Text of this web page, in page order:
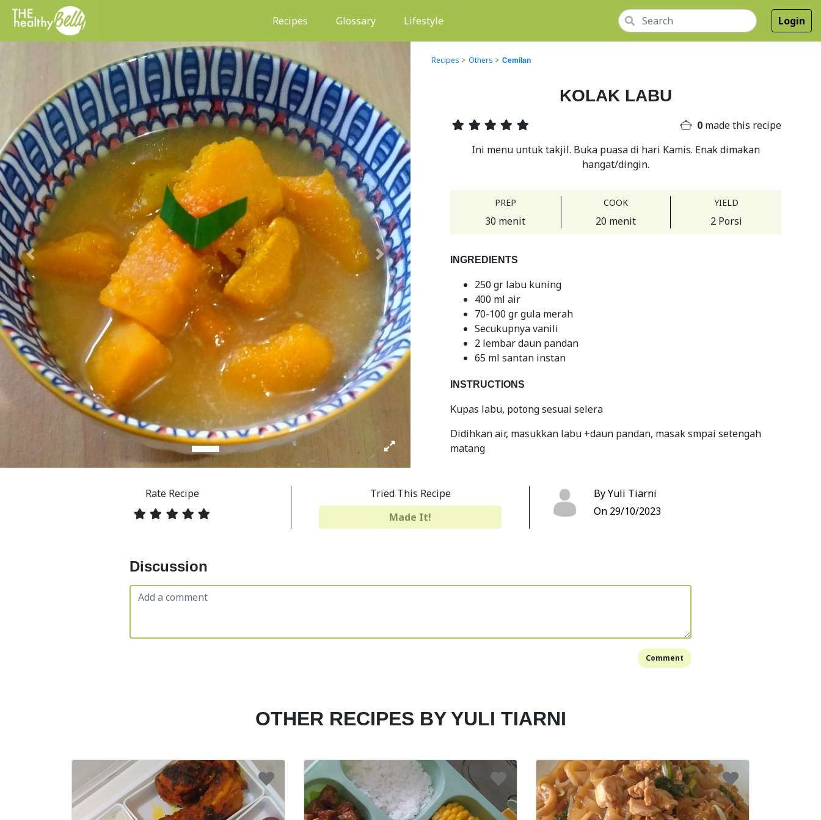
Recipes (current)Glossary Lifestyle Login
Previous Next
Recipes > Others > Cemilan
KOLAK LABU
0 made this recipe
Ini menu untuk takjil. Buka puasa di hari Kamis. Enak dimakan
hangat/dingin.
PREP
30 menit
COOK
20 menit
YIELD
2 Porsi
INGREDIENTS
250 gr labu kuning
400 ml air
70-100 gr gula merah
Secukupnya vanili
2 lembar daun pandan
65 ml santan instan
INSTRUCTIONS
Kupas labu, potong sesuai selera
Didihkan air, masukkan labu +daun pandan, masak smpai setengah
matang
Koreksi rasa
Rate Recipe
Tried This Recipe
Made It!
By Yuli Tiarni
On 29/10/2023
Discussion
Comment
OTHER RECIPES BY YULI TIARNI